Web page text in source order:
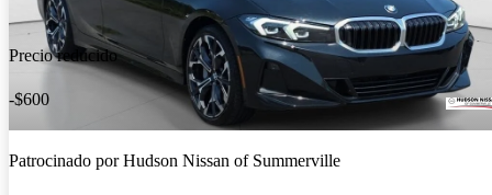
Precio reducido
-$600
Patrocinado porHudson Nissan of Summerville